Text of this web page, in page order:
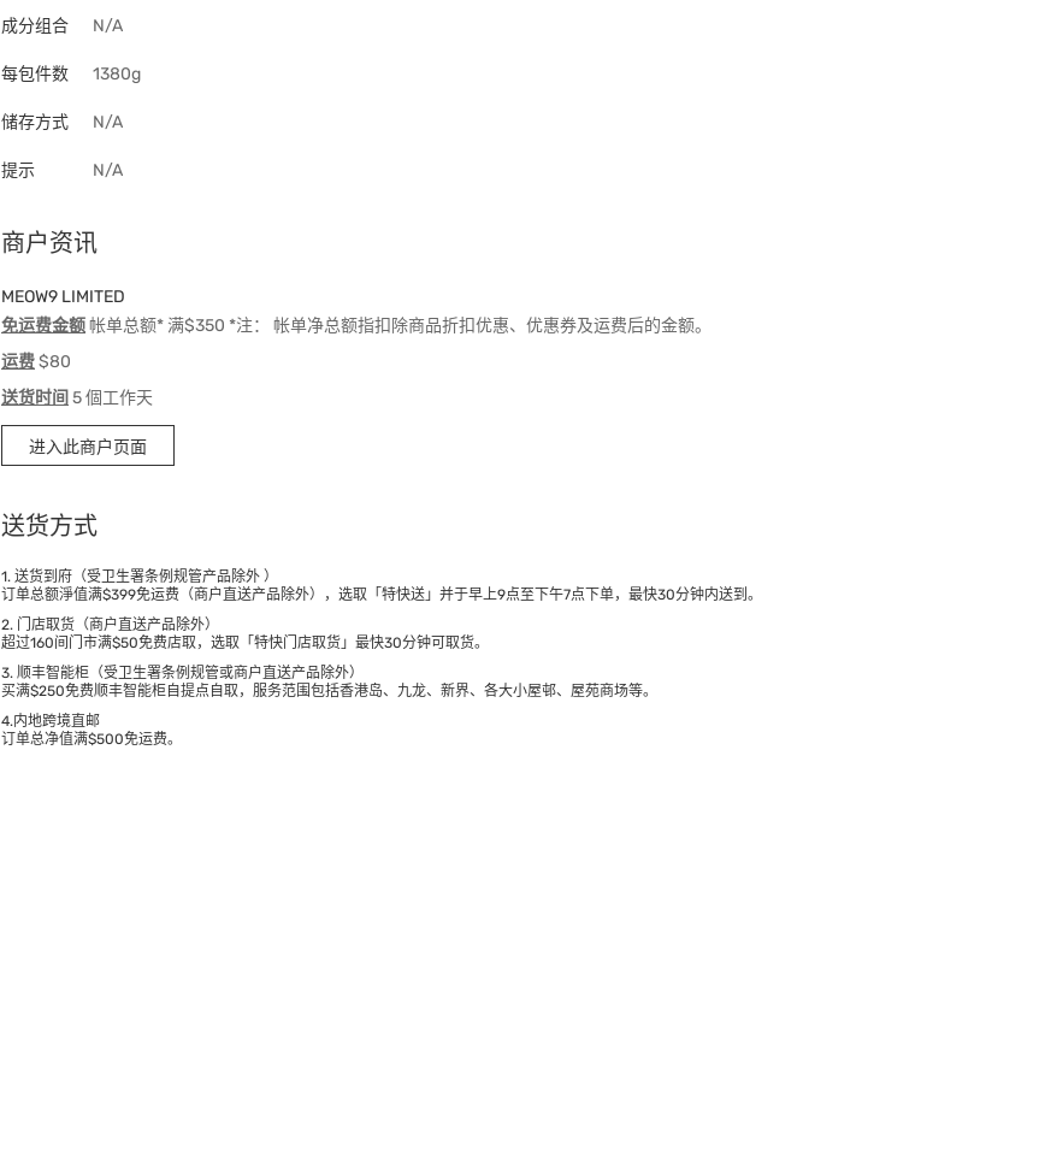
成分组合 N/A
每包件数 1380g
储存方式 N/A
提示 N/A
商户资讯
MEOW9 LIMITED
免运费金额帐单总额* 满$350 *注： 帐单净总额指扣除商品折扣优惠、优惠券及运费后的金额。
运费$80
送货时间 5 個工作天
进入此商户页面
送货方式
1. 送货到府（受卫生署条例规管产品除外 ）
订单总额淨值满$399免运费（商户直送产品除外），选取「特快送」并于早上9点至下午7点下单，最快30分钟内送到​。
2. 门店取货（商户直送产品除外）
超过160间门市满$50免费店取，选取「特快门店取货」最快30分钟可取货。
3. 顺丰智能柜（受卫生署条例规管或商户直送产品除外）
买满$250免费顺丰智能柜自提点自取，服务范围包括香港岛、九龙、新界、各大小屋邨、屋苑商场等。
4.内地跨境直邮
订单总净值满$500免运费。